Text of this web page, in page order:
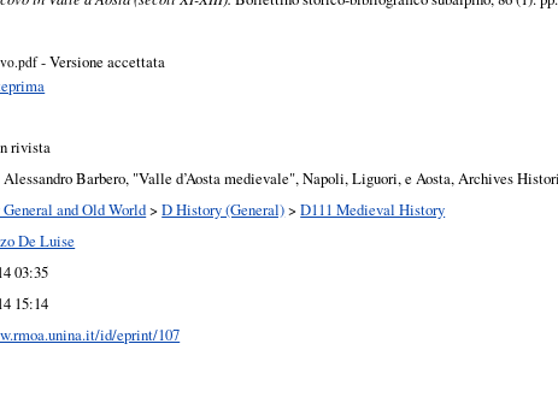
- Versione accettata
rivista
Barbero, "Valle d’Aosta medievale", Napoli, Liguori, e Aosta, Archives
and Old World>D History (General)>D111 Medieval History
De Luise
03:35
15:14
id/eprint/107